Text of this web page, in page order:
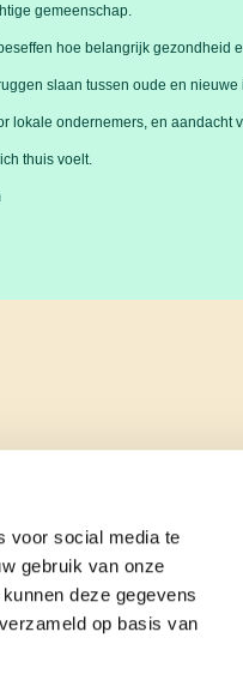
voor social media te
gebruik van onze
deze gegevens
op basis van
gemeenschap.
hoe belangrijk gezondheid
slaan tussen oude en nieuwe
lokale ondernemers, en aandacht
thuis voelt.